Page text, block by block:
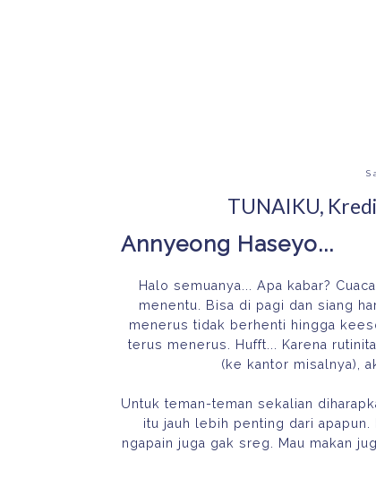
TUNAIKU,
Annyeong Haseyo...
Halo semuanya... Apa kabar?
menentu. Bisa di pagi dan siang
menerus tidak berhenti hingga
terus menerus. Hufft... Karena
(ke kantor misalnya),
Untuk teman-teman sekalian
itu jauh lebih penting dari apapun.
ngapain juga gak sreg. Mau makan